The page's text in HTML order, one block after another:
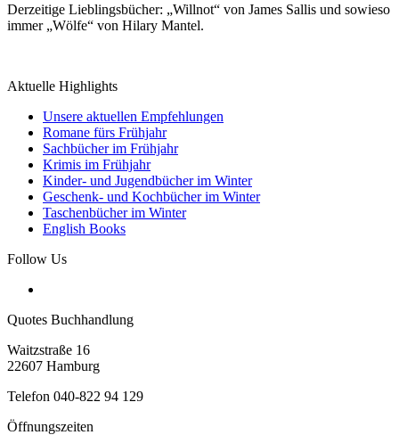
Derzeitige Lieblingsbücher: „Willnot“ von James Sallis und sowieso
immer „Wölfe“ von Hilary Mantel.
Aktuelle Highlights
Unsere aktuellen Empfehlungen
Romane fürs Frühjahr
Sachbücher im Frühjahr
Krimis im Frühjahr
Kinder- und Jugendbücher im Winter
Geschenk- und Kochbücher im Winter
Taschenbücher im Winter
English Books
Follow Us
Quotes Buchhandlung
Waitzstraße 16
22607 Hamburg
Telefon 040-822 94 129
Öffnungszeiten